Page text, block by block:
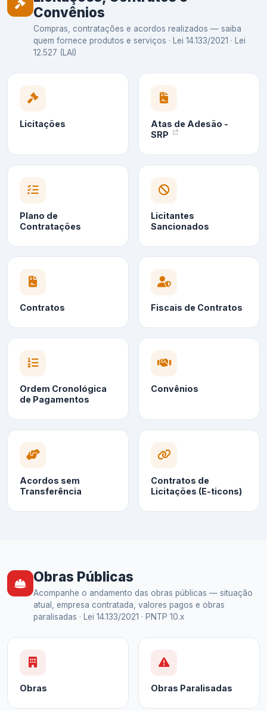
Convênios
Compras, contratações e acordos realizados — saiba
quem fornece produtos e serviços · Lei 14.133/2021 · Lei
12.527 (LAI)
Licitações
Atas de Adesão -
SRP
Plano de
Contratações
Licitantes
Sancionados
Contratos Fiscais de Contratos
Ordem Cronológica
de Pagamentos
Convênios
Acordos sem
Transferência
Contratos de
Licitações (E-ticons)
Obras Públicas
Acompanhe o andamento das obras públicas — situação
atual, empresa contratada, valores pagos e obras
paralisadas · Lei 14.133/2021 · PNTP 10.x
Obras Obras Paralisadas